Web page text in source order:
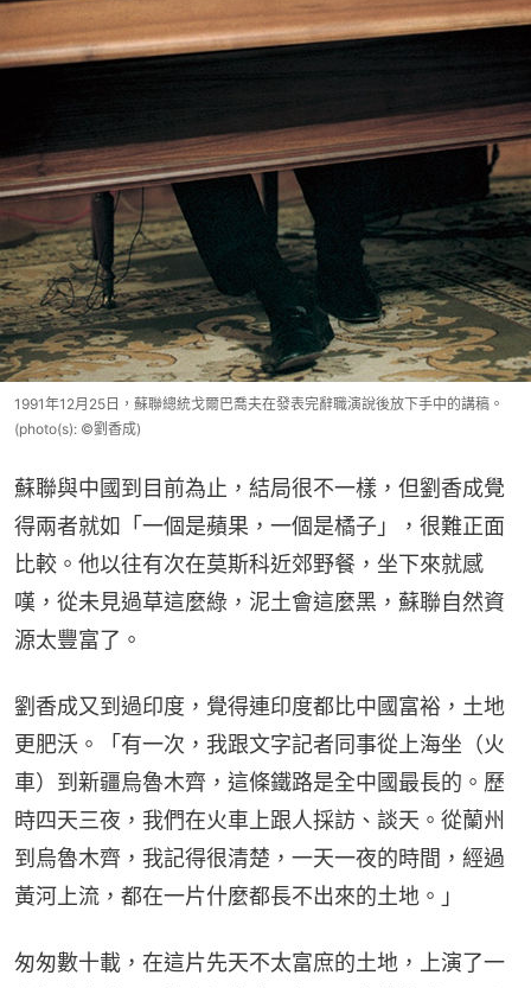
1991年12月25日，蘇聯總統戈爾巴喬夫在發表完辭職演說後放下手中的講稿。
(photo(s): ©劉香成)
蘇聯與中國到目前為止，結局很不一樣，但劉香成覺
得兩者就如「一個是蘋果，一個是橘子」，很難正面
比較。他以往有次在莫斯科近郊野餐，坐下來就感
嘆，從未見過草這麼綠，泥土會這麼黑，蘇聯自然資
源太豐富了。
劉香成又到過印度，覺得連印度都比中國富裕，土地
更肥沃。「有一次，我跟文字記者同事從上海坐（火
車）到新疆烏魯木齊，這條鐵路是全中國最長的。歷
時四天三夜，我們在火車上跟人採訪、談天。從蘭州
到烏魯木齊，我記得很清楚，一天一夜的時間，經過
黃河上流，都在一片什麼都長不出來的土地。」
匆匆數十載，在這片先天不太富庶的土地，上演了一